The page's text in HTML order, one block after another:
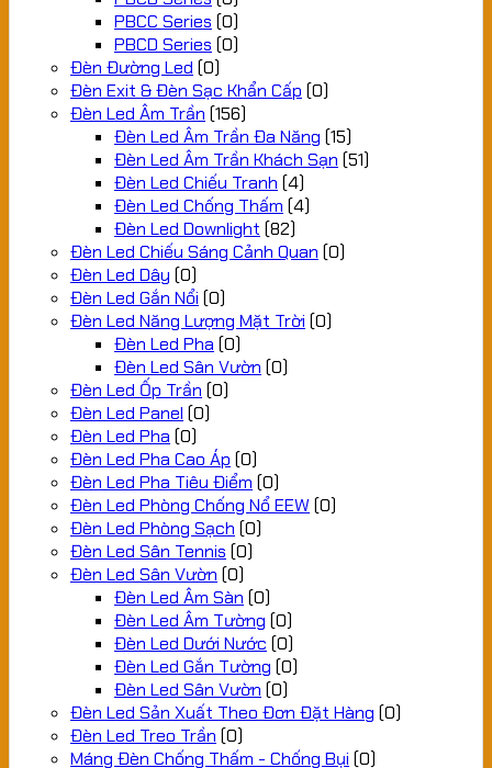
PBCC Series (0)
PBCD Series (0)
Đèn Đường Led (0)
Đèn Exit & Đèn Sạc Khẩn Cấp (0)
Đèn Led Âm Trần (156)
Đèn Led Âm Trần Đa Năng (15)
Đèn Led Âm Trần Khách Sạn (51)
Đèn Led Chiếu Tranh (4)
Đèn Led Chống Thấm (4)
Đèn Led Downlight (82)
Đèn Led Chiếu Sáng Cảnh Quan (0)
Đèn Led Dây (0)
Đèn Led Gắn Nổi (0)
Đèn Led Năng Lượng Mặt Trời (0)
Đèn Led Pha (0)
Đèn Led Sân Vườn (0)
Đèn Led Ốp Trần (0)
Đèn Led Panel (0)
Đèn Led Pha (0)
Đèn Led Pha Cao Áp (0)
Đèn Led Pha Tiêu Điểm (0)
Đèn Led Phòng Chống Nổ EEW (0)
Đèn Led Phòng Sạch (0)
Đèn Led Sân Tennis (0)
Đèn Led Sân Vườn (0)
Đèn Led Âm Sàn (0)
Đèn Led Âm Tường (0)
Đèn Led Dưới Nước (0)
Đèn Led Gắn Tường (0)
Đèn Led Sân Vườn (0)
Đèn Led Sản Xuất Theo Đơn Đặt Hàng (0)
Đèn Led Treo Trần (0)
Máng Đèn Chống Thấm - Chống Bụi (0)